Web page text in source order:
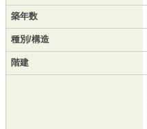
築年数
種別/構造
階建